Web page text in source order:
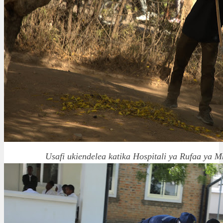
Usafi ukiendelea katika Hospitali ya Rufaa ya